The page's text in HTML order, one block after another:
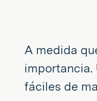
A medida
importancia.
fáciles de